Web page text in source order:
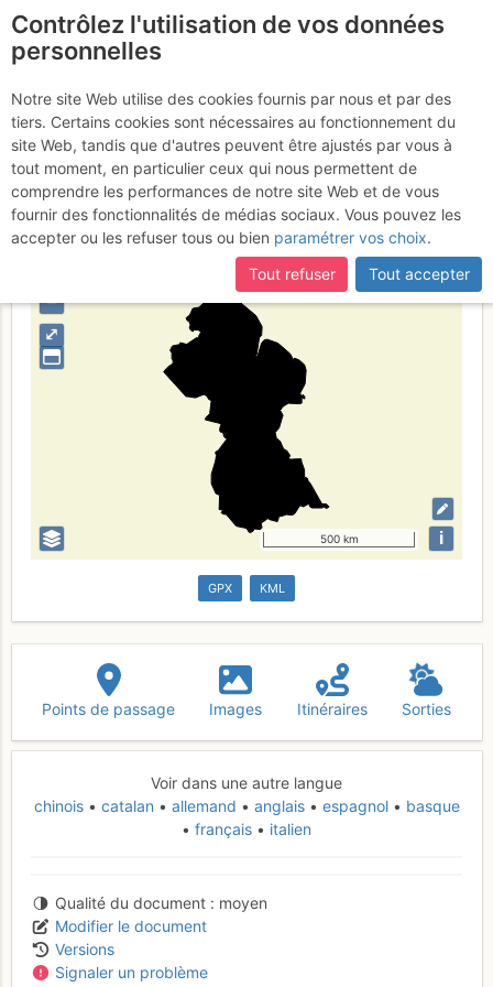
Gvajana
Type de région pays
⤢
–
500 km i
GPX KML
Points de passage Images Itinéraires Sorties
Voir dans une autre langue
chinois
catalan allemand anglais espagnol
basque
français
italien
Qualité du document
moyen
Modifier le document
Versions
Signaler un problème
Contrôlez l'utilisation de vos données
personnelles
Notre site Web utilise des cookies fournis par nous et par des
tiers. Certains cookies sont nécessaires au fonctionnement du
site Web, tandis que d'autres peuvent être ajustés par vous à
tout moment, en particulier ceux qui nous permettent de
comprendre les performances de notre site Web et de vous
fournir des fonctionnalités de médias sociaux. Vous pouvez les
accepter ou les refuser tous ou bien paramétrer vos choix.
Tout refuser
Tout accepter